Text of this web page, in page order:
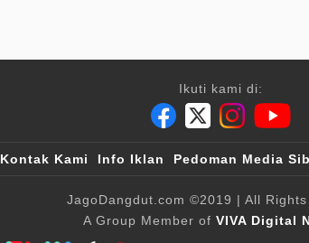
Ikuti kami di:
Kontak Kami Info Iklan Pedoman Media
JagoDangdut.com ©2019 | All
A Group Member of VIVA Digital